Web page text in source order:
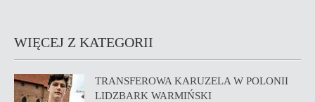
WIĘCEJ Z KATEGORII
TRANSFEROWA KARUZELA W POLONII
LIDZBARK WARMIŃSKI